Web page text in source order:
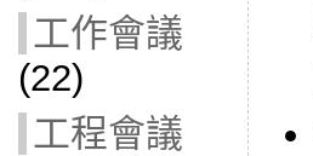
工作會議
(22)
工程會議